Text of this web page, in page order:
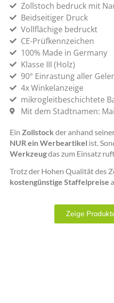
Zollstoch bedruck mit
Beidseitiger Druck
Vollflächige bedruckt
CE-Prüfkennzeichen
100% Made in Germany
Klasse III (Holz)
90° Einrastung aller
4x Winkelanzeige
mikrogleitbeschichtete
Mit dem Stadtnamen:
Ein Zollstock der anhand
NUR ein Werbeartikel ist.
Werkzeugdas zum Einsatz
Trotz der Hohen Qualität des
kostengünstige Staffelpreise
Zeige